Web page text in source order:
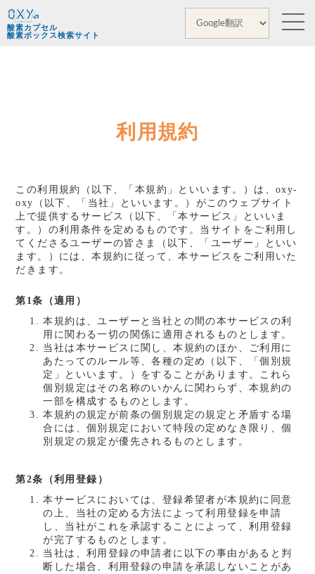
酸素カプセル
酸素ボックス検索サイト
利用規約
この利用規約（以下、「本規約」といいます。）は、oxy-
oxy（以下、「当社」といいます。）がこのウェブサイト
上で提供するサービス（以下、「本サービス」といいま
す。）の利用条件を定めるものです。当サイトをご利用し
てくださるユーザーの皆さま（以下、「ユーザー」といい
ます。）には、本規約に従って、本サービスをご利用いた
だきます。
第1条（適用）
本規約は、ユーザーと当社との間の本サービスの利
用に関わる一切の関係に適用されるものとします。
当社は本サービスに関し、本規約のほか、ご利用に
あたってのルール等、各種の定め（以下、「個別規
定」といいます。）をすることがあります。これら
個別規定はその名称のいかんに関わらず、本規約の
一部を構成するものとします。
本規約の規定が前条の個別規定の規定と矛盾する場
合には、個別規定において特段の定めなき限り、個
別規定の規定が優先されるものとします。
第2条（利用登録）
本サービスにおいては、登録希望者が本規約に同意
の上、当社の定める方法によって利用登録を申請
し、当社がこれを承認することによって、利用登録
が完了するものとします。
当社は、利用登録の申請者に以下の事由があると判
断した場合、利用登録の申請を承認しないことがあ